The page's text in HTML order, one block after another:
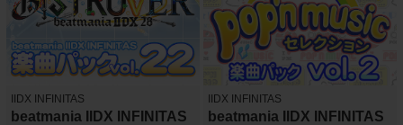
IIDX INFINITAS
beatmania IIDX INFINITAS
IIDX INFINITAS
beatmania IIDX INFINITAS